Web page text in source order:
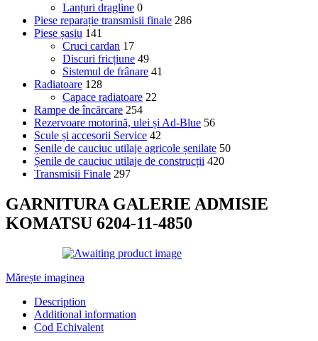
Lanțuri dragline 0
Piese reparație transmisii finale 286
Piese șasiu 141
Cruci cardan 17
Discuri fricțiune 49
Sistemul de frânare 41
Radiatoare 128
Capace radiatoare 22
Rampe de încărcare 254
Rezervoare motorină, ulei și Ad-Blue 56
Scule și accesorii Service 42
Șenile de cauciuc utilaje agricole șenilate 50
Șenile de cauciuc utilaje de construcții 420
Transmisii Finale 297
GARNITURA GALERIE ADMISIE
KOMATSU 6204-11-4850
Mărește imaginea
Description
Additional information
Cod Echivalent